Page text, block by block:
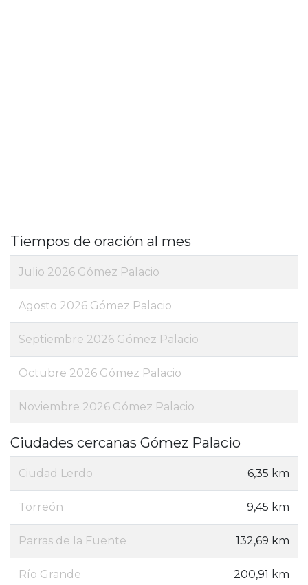
Tiempos de oración al mes
Julio 2026 Gómez Palacio
Agosto 2026 Gómez Palacio
Septiembre 2026 Gómez Palacio
Octubre 2026 Gómez Palacio
Noviembre 2026 Gómez Palacio
Ciudades cercanas Gómez Palacio
Ciudad Lerdo 6,35 km
Torreón 9,45 km
Parras de la Fuente 132,69 km
Río Grande 200,91 km